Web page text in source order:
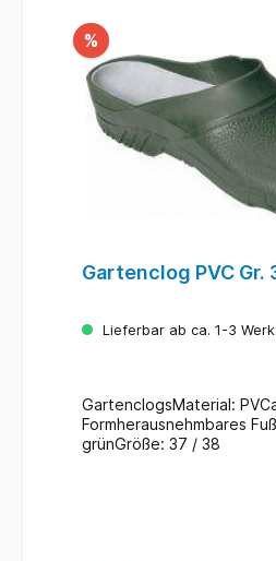
%
Gartenclog PVC Gr.
Lieferbar ab ca. 1-3
GartenclogsMaterial:
Formherausnehmbares
grünGröße: 37 / 38